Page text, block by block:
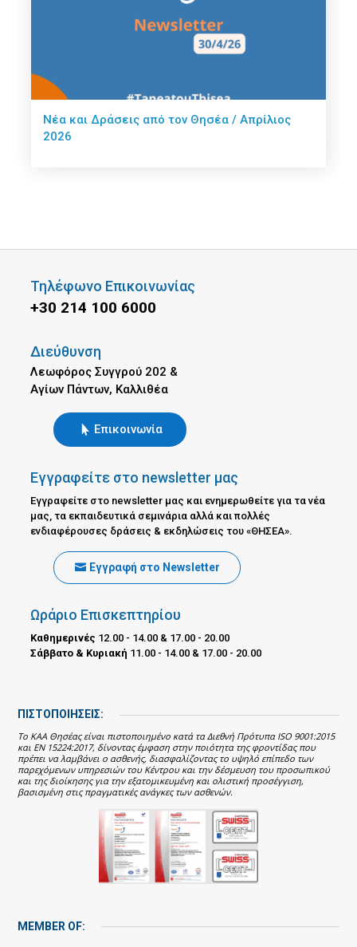
Νέα και Δράσεις από τον Θησέα / Απρίλιος
2026
Τηλέφωνο Επικοινωνίας
+30 214 100 6000
Διεύθυνση
Λεωφόρος Συγγρού 202 &
Αγίων Πάντων, Καλλιθέα
Επικοινωνία
Εγγραφείτε στο newsletter μας
Εγγραφείτε στο newsletter μας και ενημερωθείτε για τα νέα
μας, τα εκπαιδευτικά σεμινάρια αλλά και πολλές
ενδιαφέρουσες δράσεις & εκδηλώσεις του «ΘΗΣΕΑ».
Εγγραφή στο Newsletter
Ωράριο Επισκεπτηρίου
Καθημερινές 12.00 - 14.00 & 17.00 - 20.00
Σάββατο & Κυριακή 11.00 - 14.00 & 17.00 - 20.00
ΠΙΣΤΟΠΟΙΗΣΕΙΣ:
Το ΚΑΑ Θησέας είναι πιστοποιημένο κατά τα Διεθνή Πρότυπα ISO 9001:2015
και EN 15224:2017, δίνοντας έμφαση στην ποιότητα της φροντίδας που
πρέπει να λαμβάνει ο ασθενής, διασφαλίζοντας το υψηλό επίπεδο των
παρεχόμενων υπηρεσιών του Κέντρου και την δέσμευση του προσωπικού
και της διοίκησης για την εξατομικευμένη και ολιστική προσέγγιση,
βασισμένη στις πραγματικές ανάγκες των ασθενών.
MEMBER OF: